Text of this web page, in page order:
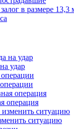
в размере 13,3
удар
операция
ситуацию